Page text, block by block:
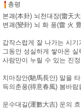
총평
본괘(本卦) 뇌천대장(雷天
변괘(變卦) 뇌 화 풍(雷 火
갑작스럽게 잘 나가는 시
그동안 성실하게 쌓아온
사람만이 누릴 수 있는 진
치마장안(馳馬長안) 말을
득의춘풍(得意春風) 봄바
운수대길(運數大吉) 운의